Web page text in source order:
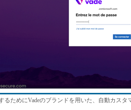
るためにVadeのブランドを用いた、自動カスタ